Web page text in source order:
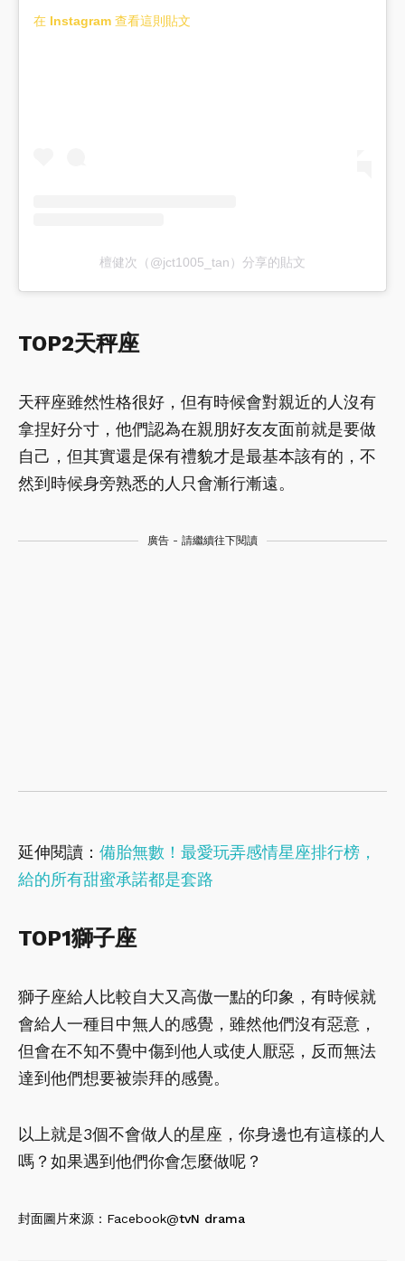
在 Instagram 查看這則貼文
檀健次（@jct1005_tan）分享的貼文
TOP2天秤座
天秤座雖然性格很好，但有時候會對親近的人沒有
拿捏好分寸，他們認為在親朋好友友面前就是要做
自己，但其實還是保有禮貌才是最基本該有的，不
然到時候身旁熟悉的人只會漸行漸遠。
廣告 - 請繼續往下閱讀
延伸閱讀： 備胎無數！最愛玩弄感情星座排行榜，
給的所有甜蜜承諾都是套路
TOP1獅子座
獅子座給人比較自大又高傲一點的印象，有時候就
會給人一種目中無人的感覺，雖然他們沒有惡意，
但會在不知不覺中傷到他人或使人厭惡，反而無法
達到他們想要被崇拜的感覺。
以上就是3個不會做人的星座，你身邊也有這樣的人
嗎？如果遇到他們你會怎麼做呢？
封面圖片來源：Facebook@tvN drama